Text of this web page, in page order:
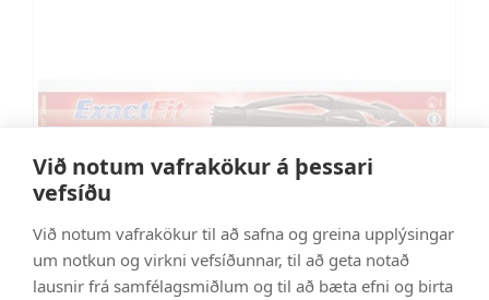
Við notum vafrakökur á þessari
vefsíðu
Við notum vafrakökur til að safna og greina upplýsingar
um notkun og virkni vefsíðunnar, til að geta notað
lausnir frá samfélagsmiðlum og til að bæta efni og birta